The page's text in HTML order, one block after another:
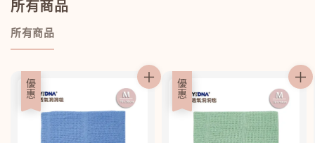
所有商品
所有商品
優惠 優惠